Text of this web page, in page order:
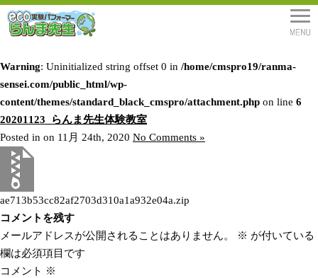
Warning: Uninitialized string offset 0 in /home/cmspro19/ranma-
sensei.com/public_html/wp-
content/themes/standard_black_cmspro/attachment.php on line 6
20201123_らんま先生体験教室
Posted in on 11月 24th, 2020 No Comments »
ae713b53cc82af2703d310a1a932e04a.zip
コメントを残す
メールアドレスが公開されることはありません。
※ が付いている
欄は必須項目です
コメント ※